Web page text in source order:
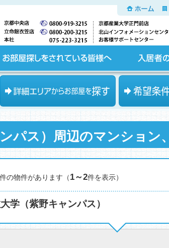
ホーム
エリアからお部屋を探す 希望条件から
パス）周辺のマンション
件の物件があります（1～2件を表示）
学（紫野キャンパス）